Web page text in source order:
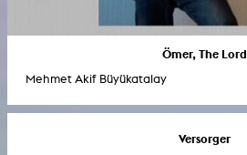
Ömer, The Lord
Mehmet Akif Büyükatalay
Versorger